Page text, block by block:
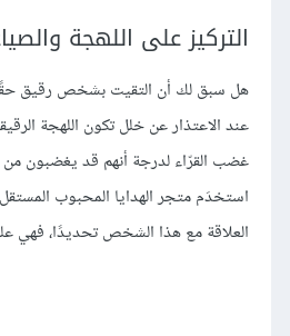
التركيز على اللهجة
هل سبق لك أن التقيت بشخص رقيق
عند الاعتذار عن خلل تكون اللهجة
غضب القرّاء لدرجة أنهم قد يغضبون من
استخدَم متجر الهدايا المحبوب
العلاقة مع هذا الشخص تحديدًا، فهي